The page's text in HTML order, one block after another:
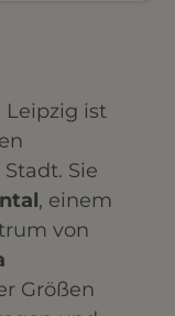
Leipzig ist
Sie
, einem
von
Größen